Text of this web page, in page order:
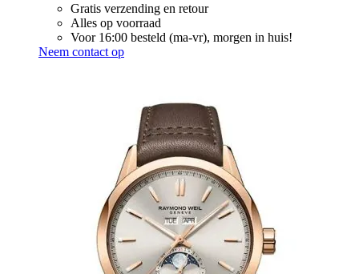
Gratis verzending en retour
Alles op voorraad
Voor 16:00 besteld (ma-vr), morgen in huis!
Neem contact op